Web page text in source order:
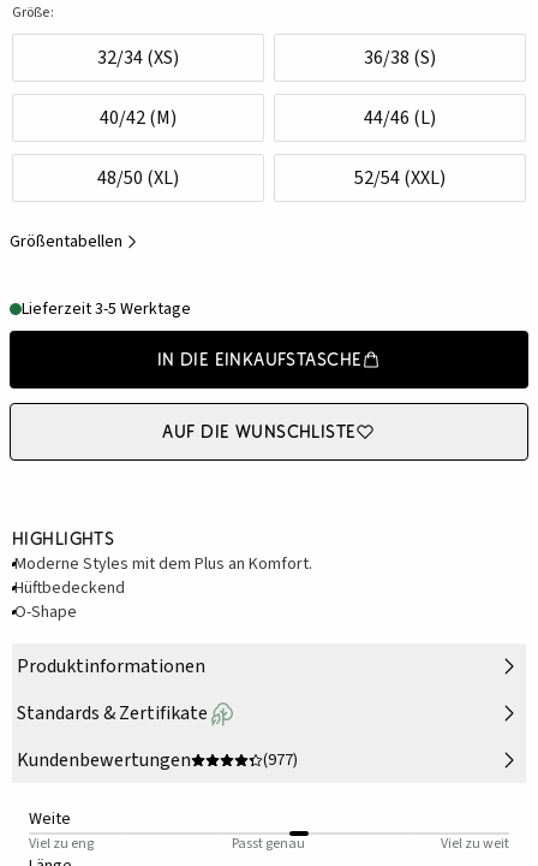
Größe:
32/34 (XS) 36/38 (S)
40/42 (M) 44/46 (L)
48/50 (XL) 52/54 (XXL)
Größentabellen
Lieferzeit 3-5 Werktage
In die Einkaufstasche
Auf die Wunschliste
Highlights
Moderne Styles mit dem Plus an Komfort.
Hüftbedeckend
O-Shape
Produktinformationen
Standards & Zertifikate
Kundenbewertungen
(977)
Weite
Viel zu eng Passt genau Viel zu weit